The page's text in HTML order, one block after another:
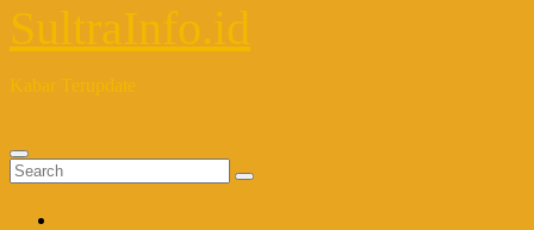
SultraInfo.id
Kabar Terupdate